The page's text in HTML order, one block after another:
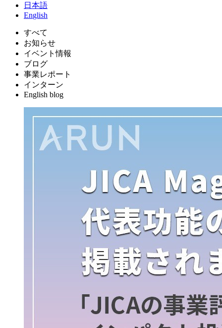
日 本語
English
すべて
お知らせ
イベント情報
ブログ
事業レポート
インターン
English blog